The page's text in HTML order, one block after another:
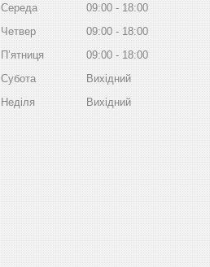
Середа
09:00
18:00
Четвер
09:00
18:00
Пʼятниця
09:00
18:00
Субота
Вихідний
Неділя
Вихідний